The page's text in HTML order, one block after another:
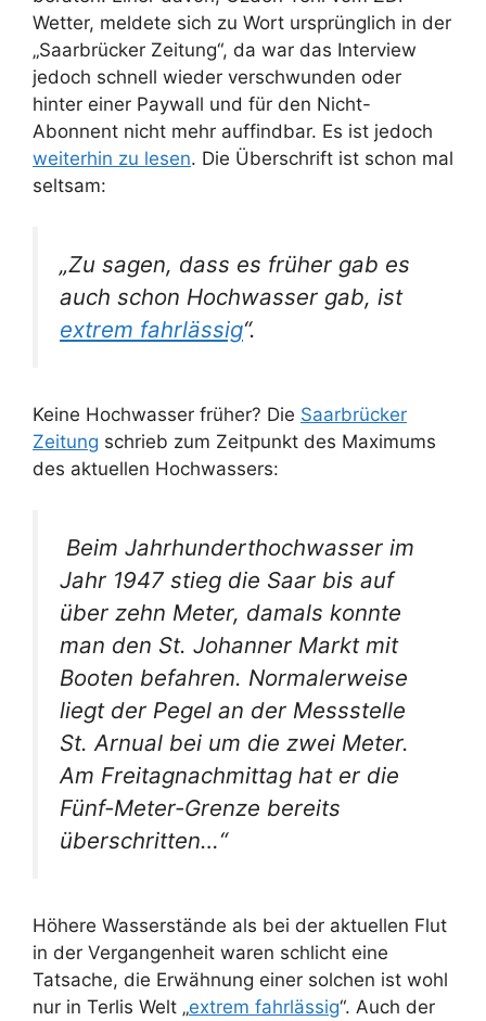
Wetter, meldete sich zu Wort ursprünglich in der
„Saarbrücker Zeitung“, da war das Interview
jedoch schnell wieder verschwunden oder
hinter einer Paywall und für den Nicht-
Abonnent nicht mehr auffindbar. Es ist jedoch
weiterhin zu lesen. Die Überschrift ist schon mal
seltsam:
„Zu sagen, dass es früher gab es
auch schon Hochwasser gab, ist
extrem fahrlässig“.
Keine Hochwasser früher? Die Saarbrücker
Zeitung schrieb zum Zeitpunkt des Maximums
des aktuellen Hochwassers:
Beim Jahrhunderthochwasser im
Jahr 1947 stieg die Saar bis auf
über zehn Meter, damals konnte
man den St. Johanner Markt mit
Booten befahren. Normalerweise
liegt der Pegel an der Messstelle
St. Arnual bei um die zwei Meter.
Am Freitagnachmittag hat er die
Fünf-Meter-Grenze bereits
überschritten…“
Höhere Wasserstände als bei der aktuellen Flut
in der Vergangenheit waren schlicht eine
Tatsache, die Erwähnung einer solchen ist wohl
nur in Terlis Welt „extrem fahrlässig“. Auch der